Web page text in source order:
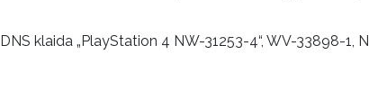
DNS klaida „PlayStation 4 NW-31253-4“, WV-33898-1,